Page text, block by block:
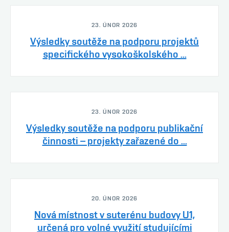
23. ÚNOR 2026
Výsledky soutěže na podporu projektů
specifického vysokoškolského ...
23. ÚNOR 2026
Výsledky soutěže na podporu publikační
činnosti – projekty zařazené do ...
20. ÚNOR 2026
Nová místnost v suterénu budovy U1,
určená pro volné využití studujícími